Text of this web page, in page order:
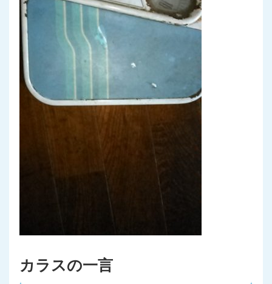
カラスの一言